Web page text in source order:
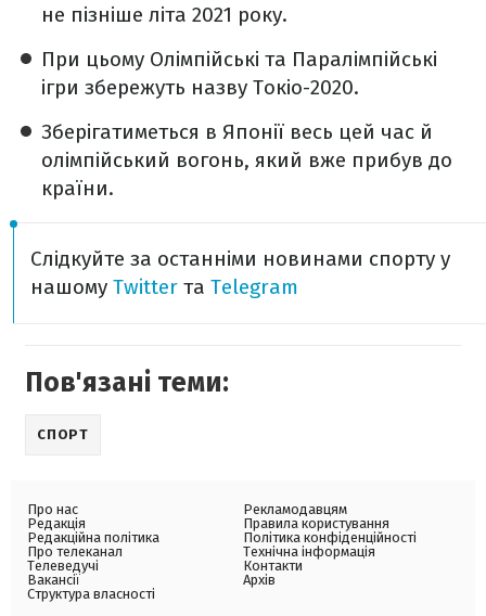
не пізніше літа 2021 року.
При цьому Олімпійські та Паралімпійські
ігри збережуть назву Токіо-2020.
Зберігатиметься в Японії весь цей час й
олімпійський вогонь, який вже прибув до
країни.
Слідкуйте за останніми новинами спорту у
нашому Twitter та Telegram
Пов'язані теми:
СПОРТ
Про нас
Редакція
Редакційна політика
Про телеканал
Телеведучі
Вакансії
Структура власності
Рекламодавцям
Правила користування
Політика конфіденційності
Технічна інформація
Контакти
Архів